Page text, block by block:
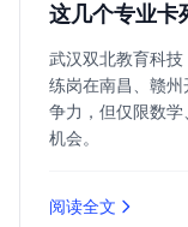
这几个专业卡
武汉双北教育科
练岗在南昌、赣
争力，但仅限数
机会。
阅读全文